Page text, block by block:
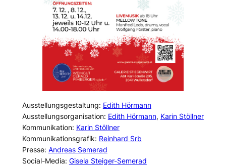
Ausstellungsgestaltung: Edith Hörmann
Ausstellungsorganisation: Edith Hörmann, Karin Stöllner
Kommunikation: Karin Stöllner
Kommunikationsgrafik: Reinhard Srb
Presse: Andreas Semerad
Social-Media: Gisela Steiger-Semerad